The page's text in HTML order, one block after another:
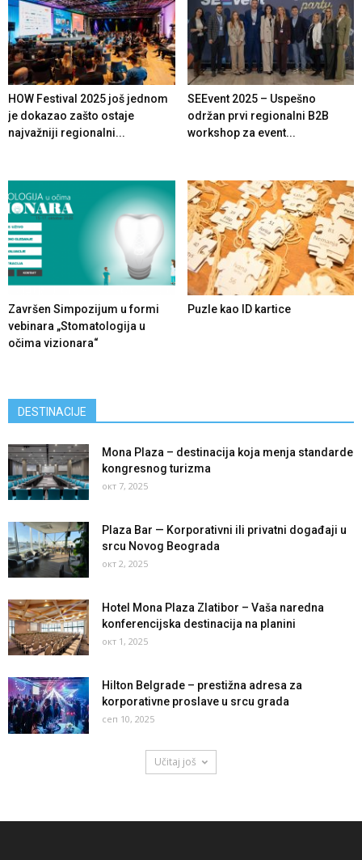
HOW Festival 2025 još jednom
je dokazao zašto ostaje
najvažniji regionalni...
SEEvent 2025 – Uspešno
održan prvi regionalni B2B
workshop za event...
Završen Simpozijum u formi
vebinara „Stomatologija u
očima vizionara“
Puzle kao ID kartice
DESTINACIJE
Mona Plaza – destinacija koja menja standarde
kongresnog turizma
окт 7, 2025
Plaza Bar — Korporativni ili privatni događaji u
srcu Novog Beograda
окт 2, 2025
Hotel Mona Plaza Zlatibor – Vaša naredna
konferencijska destinacija na planini
окт 1, 2025
Hilton Belgrade – prestižna adresa za
korporativne proslave u srcu grada
сеп 10, 2025
Učitaj još